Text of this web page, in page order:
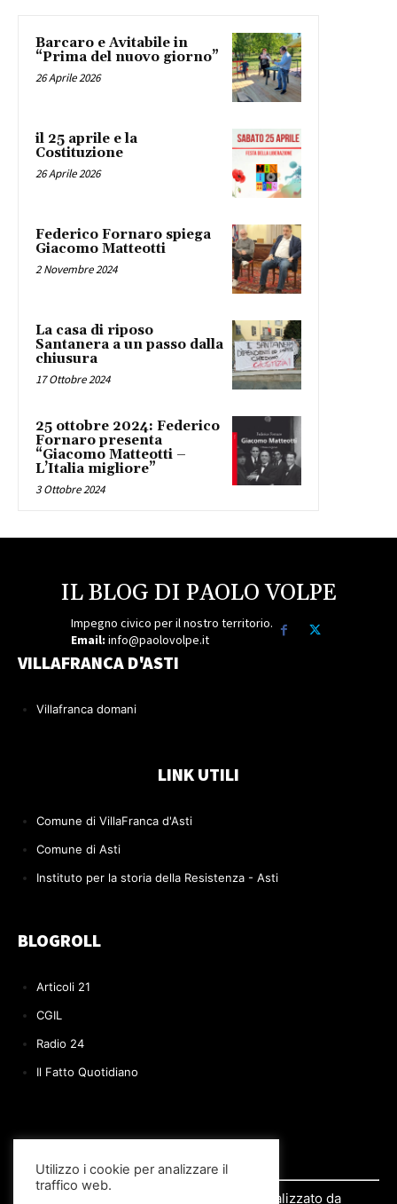
Barcaro e Avitabile in
“Prima del nuovo giorno”
26 Aprile 2026
il 25 aprile e la
Costituzione
26 Aprile 2026
Federico Fornaro spiega
Giacomo Matteotti
2 Novembre 2024
La casa di riposo
Santanera a un passo dalla
chiusura
17 Ottobre 2024
25 ottobre 2024: Federico
Fornaro presenta
“Giacomo Matteotti –
L’Italia migliore”
3 Ottobre 2024
IL BLOG DI PAOLO VOLPE
Impegno civico per il nostro territorio.
Email: info@paolovolpe.it
VILLAFRANCA D'ASTI
Villafranca domani
LINK UTILI
Comune di VillaFranca d'Asti
Comune di Asti
Instituto per la storia della Resistenza - Asti
BLOGROLL
Articoli 21
CGIL
Radio 24
Il Fatto Quotidiano
© 2022 Il BLOG di Paolo Volpe | Realizzato da
Utilizzo i cookie per analizzare il
traffico web.